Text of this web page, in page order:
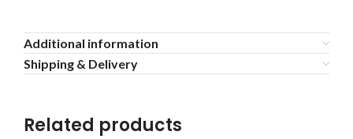
Additional information
Shipping & Delivery
Related products